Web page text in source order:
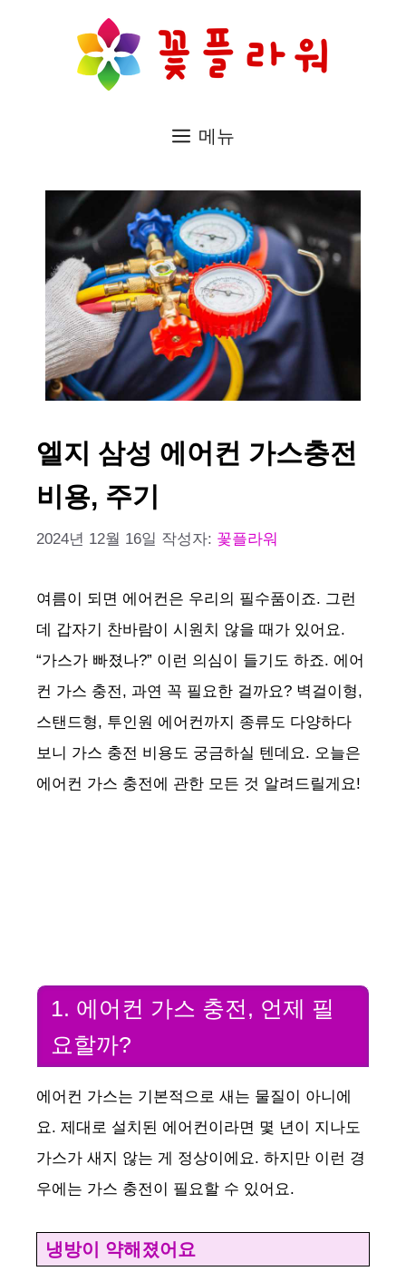
메뉴
엘지 삼성 에어컨 가스충전
비용, 주기
2024년 12월 16일 작성자: 꽃플라워
여름이 되면 에어컨은 우리의 필수품이죠. 그런
데 갑자기 찬바람이 시원치 않을 때가 있어요.
“가스가 빠졌나?” 이런 의심이 들기도 하죠. 에어
컨 가스 충전, 과연 꼭 필요한 걸까요? 벽걸이형,
스탠드형, 투인원 에어컨까지 종류도 다양하다
보니 가스 충전 비용도 궁금하실 텐데요. 오늘은
에어컨 가스 충전에 관한 모든 것 알려드릴게요!
1. 에어컨 가스 충전, 언제 필
요할까?
에어컨 가스는 기본적으로 새는 물질이 아니에
요. 제대로 설치된 에어컨이라면 몇 년이 지나도
가스가 새지 않는 게 정상이에요. 하지만 이런 경
우에는 가스 충전이 필요할 수 있어요.
냉방이 약해졌어요